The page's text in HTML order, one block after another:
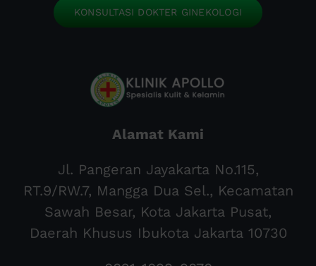
KONSULTASI DOKTER GINEKOLOGI
Alamat Kami
Jl. Pangeran Jayakarta No.115,
RT.9/RW.7, Mangga Dua Sel., Kecamatan
Sawah Besar, Kota Jakarta Pusat,
Daerah Khusus Ibukota Jakarta 10730